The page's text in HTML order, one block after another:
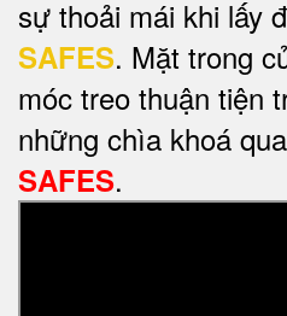
sự thoải mái khi lấy
SAFES. Mặt trong
móc treo thuận tiện
những chìa khoá
SAFES.